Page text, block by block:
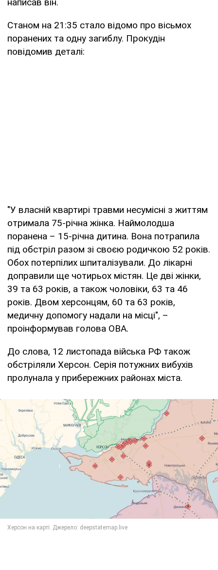
Станом на 21:35 стало відомо про вісьмох
поранених та одну загиблу. Прокудін
повідомив деталі:
"У власній квартирі травми несумісні з життям
отримала 75-річна жінка. Наймолодша
поранена – 15-річна дитина. Вона потрапила
під обстріл разом зі своєю родичкою 52 років.
Обох потерпілих шпиталізували. До лікарні
доправили ще чотирьох містян. Це дві жінки,
39 та 63 років, а також чоловіки, 63 та 46
років. Двом херсонцям, 60 та 63 років,
медичну допомогу надали на місці", –
проінформував голова ОВА.
До слова, 12 листопада війська РФ також
обстріляли Херсон. Серія потужних вибухів
пролунала у прибережних районах міста.